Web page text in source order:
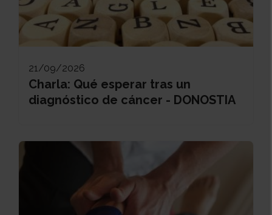
21/09/2026
Charla: Qué esperar tras un
diagnóstico de cáncer - DONOSTIA